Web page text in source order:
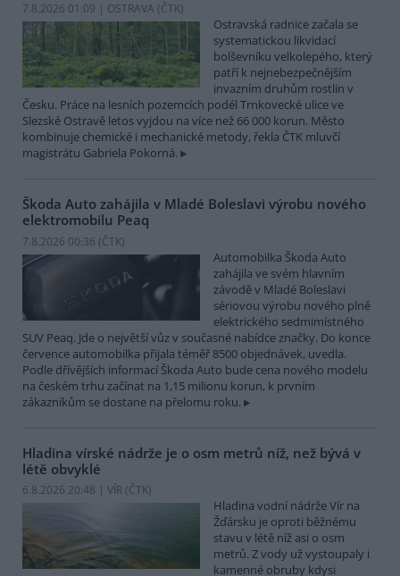
7.8.2026 01:09 | OSTRAVA (ČTK)
Ostravská radnice začala se
systematickou likvidací
bolševníku velkolepého, který
patří k nejnebezpečnějším
invazním druhům rostlin v
Česku. Práce na lesních pozemcích podél Trnkovecké ulice ve
Slezské Ostravě letos vyjdou na více než 66 000 korun. Město
kombinuje chemické i mechanické metody, řekla ČTK mluvčí
magistrátu Gabriela Pokorná.
Škoda Auto zahájila v Mladé Boleslavi výrobu nového
elektromobilu Peaq
7.8.2026 00:36 (ČTK)
Automobilka Škoda Auto
zahájila ve svém hlavním
závodě v Mladé Boleslavi
sériovou výrobu nového plně
elektrického sedmimístného
SUV Peaq. Jde o největší vůz v současné nabídce značky. Do konce
července automobilka přijala téměř 8500 objednávek, uvedla.
Podle dřívějších informací Škoda Auto bude cena nového modelu
na českém trhu začínat na 1,15 milionu korun, k prvním
zákazníkům se dostane na přelomu roku.
Hladina vírské nádrže je o osm metrů níž, než bývá v
létě obvyklé
6.8.2026 20:48 | VÍR (ČTK)
Hladina vodní nádrže Vír na
Žďársku je oproti běžnému
stavu v létě níž asi o osm
metrů. Z vody už vystoupaly i
kamenné obruby kdysi